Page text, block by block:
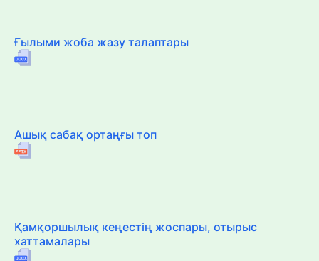
Ғылыми жоба жазу талаптары
Ашық сабақ ортаңғы топ
Қамқоршылық кеңестің жоспары, отырыс
хаттамалары